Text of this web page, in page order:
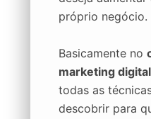
próprio negócio.
Basicamente no
marketing digital
todas as
descobrir para